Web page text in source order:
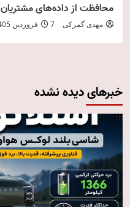
محافظت از داده‌های مشتریان
مهدی گمرکی 7 فروردین 1405
خبرهای دیده نشده